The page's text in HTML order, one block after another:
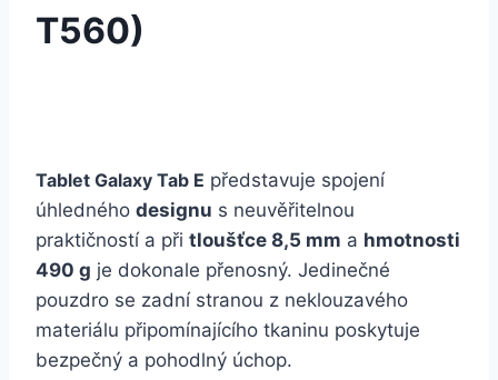
T560)
Tablet Galaxy Tab E představuje spojení
úhledného designu s neuvěřitelnou
praktičností a při tloušťce 8,5 mm a hmotnosti
490 g je dokonale přenosný. Jedinečné
pouzdro se zadní stranou z neklouzavého
materiálu připomínajícího tkaninu poskytuje
bezpečný a pohodlný úchop.